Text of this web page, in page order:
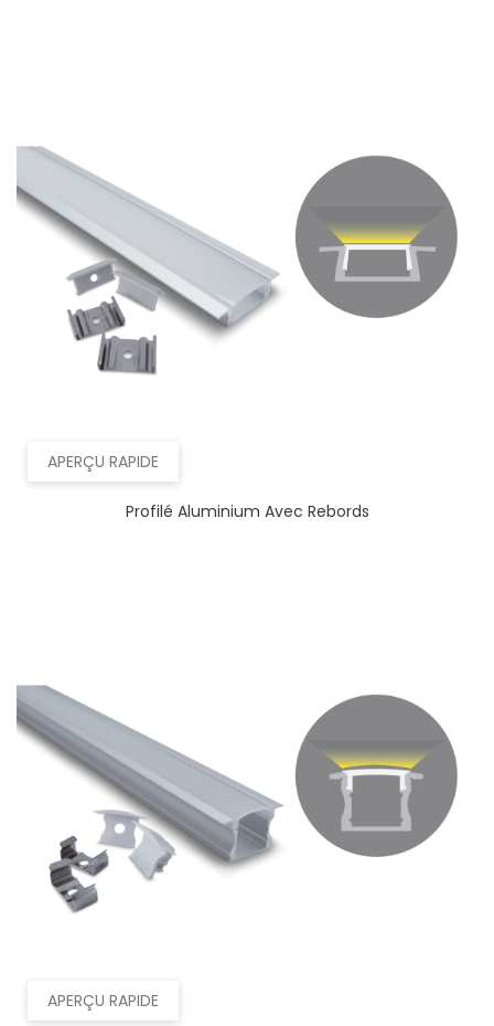
APERÇU RAPIDE
Profilé Aluminium Avec Rebords
APERÇU RAPIDE